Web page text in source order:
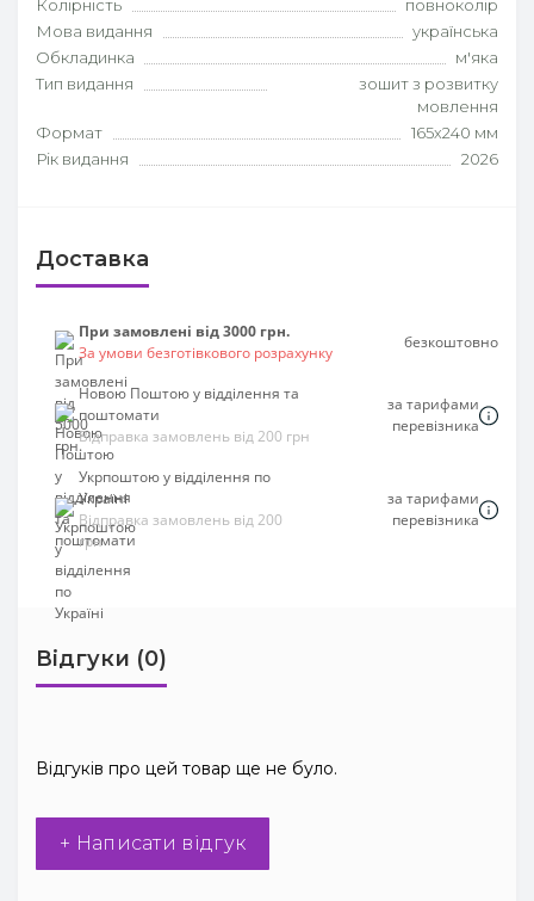
Колірність
повноколір
Мова видання
українська
Обкладинка
м'яка
Тип видання
зошит з розвитку
мовлення
Формат
165х240 мм
Рік видання
2026
Доставка
При замовлені від 3000 грн.
За умови безготівкового розрахунку
безкоштовно
Новою Поштою у відділення та
поштомати
Відправка замовлень від 200 грн
за тарифами
перевізника
Укрпоштою у відділення по
Україні
Відправка замовлень від 200
грн
за тарифами
перевізника
Відгуки (0)
Відгуків про цей товар ще не було.
+ Написати відгук